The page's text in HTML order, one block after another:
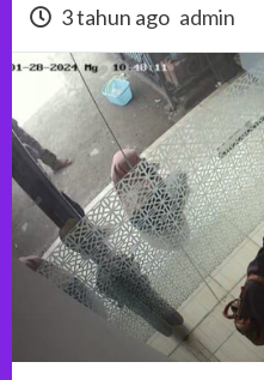
3 tahun ago admin